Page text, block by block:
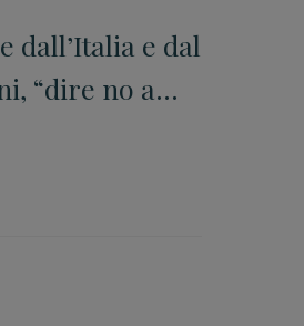
dall’Italia e dal
“dire no a
dire no al